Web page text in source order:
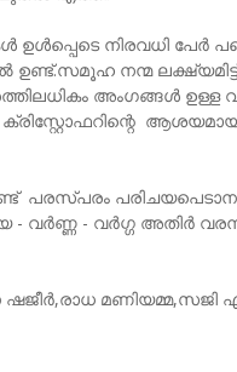
നിരവധി പേർ
നന്മ ലക്ഷ്യമിട്ട്
അംഗങ്ങൾ ഉള്ള
ക്രിസ്റ്റോഫറിന്റെ
പരസ്പരം
- വർണ്ണ - വർഗ്ഗ അതിർ
മണിയമ്മ,സജി